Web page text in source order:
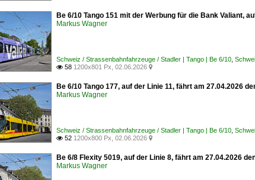
Be 6/10 Tango 151 mit der Werbung für die Bank Valiant,
Markus Wagner
Schweiz / Strassenbahnfahrzeuge / Stadler | Tango | Be 6/10
 58 1200x801 Px, 02.06.2026 
Be 6/10 Tango 177, auf der Linie 11, fährt am 27.04.2026
Markus Wagner
Schweiz / Strassenbahnfahrzeuge / Stadler | Tango | Be 6/10
 52 1200x800 Px, 02.06.2026 
Be 6/8 Flexity 5019, auf der Linie 8, fährt am 27.04.2026
Markus Wagner